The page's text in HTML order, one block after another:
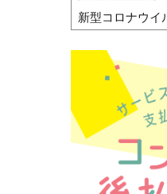
新型コロナウイ